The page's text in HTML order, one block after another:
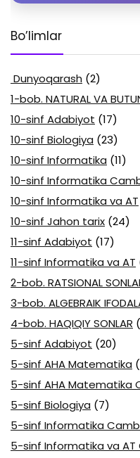
Bo’limlar
Dunyoqarash (2)
1-bob. NATURAL VA
10-sinf Adabiyot (17)
10-sinf Biologiya (23)
10-sinf Informatika (11)
10-sinf Informatika
10-sinf Informatika va AT
10-sinf Jahon tarix (24)
11-sinf Adabiyot (17)
11-sinf Informatika va AT
2-bob. RATSIONAL
3-bob. ALGEBRAIK
4-bob. HAQIQIY SONLAR
5-sinf Adabiyot (20)
5-sinf AHA Matematika
5-sinf AHA Matematika
5-sinf Biologiya (7)
5-sinf Informatika
5-sinf Informatika va AT